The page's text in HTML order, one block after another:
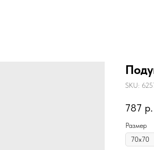
SKU:
787 р.
Размер